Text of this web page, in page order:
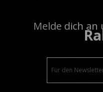
Melde dich